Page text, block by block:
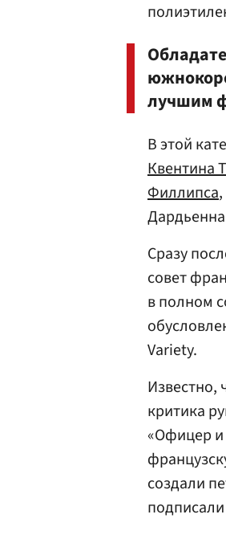
лучшим
В этой
Квентина
Филлипса
Сразу
совет
в полном
Variety.
Известно,
критика
«Офицер и
создали